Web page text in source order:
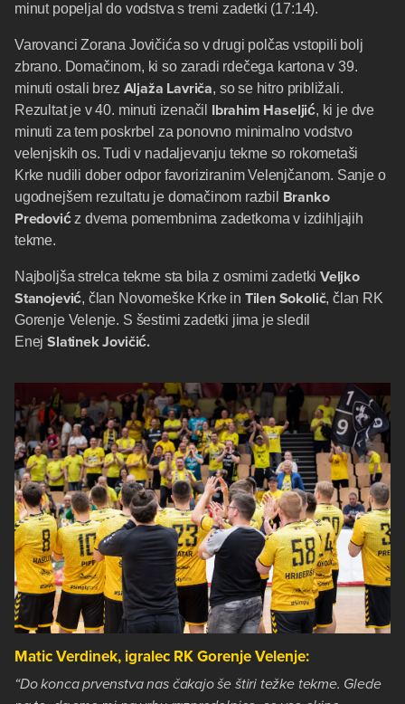
minut popeljal do vodstva s tremi zadetki (17:14).
Varovanci Zorana Jovičića so v drugi polčas vstopili bolj
zbrano. Domačinom, ki so zaradi rdečega kartona v 39.
minuti ostali brez Aljaža Lavriča, so se hitro približali.
Rezultat je v 40. minuti izenačil Ibrahim Haseljić, ki je dve
minuti za tem poskrbel za ponovno minimalno vodstvo
velenjskih os. Tudi v nadaljevanju tekme so rokometaši
Krke nudili dober odpor favoriziranim Velenjčanom. Sanje o
ugodnejšem rezultatu je domačinom razbil Branko
Predovićz dvema pomembnima zadetkoma v izdihljajih
tekme.
Najboljša strelca tekme sta bila z osmimi zadetki Veljko
Stanojević, član Novomeške Krke in Tilen Sokolič, član RK
Gorenje Velenje. S šestimi zadetki jima je sledil
Enej Slatinek Jovičić.
Matic Verdinek, igralec RK Gorenje Velenje:
“Do konca prvenstva nas čakajo še štiri težke tekme. Glede